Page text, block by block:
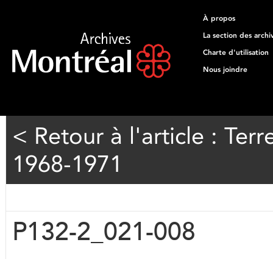
À propos
La section des
Charte d'utilisation
Nous joindre
< Retour à l'article :
1968-1971
P132-2_021-008